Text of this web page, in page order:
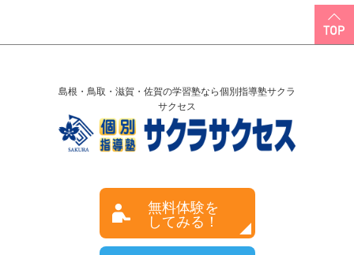
島根・鳥取・滋賀・佐賀の学習塾なら個別指導塾サクラ
サクセス
無料体験を
してみる！